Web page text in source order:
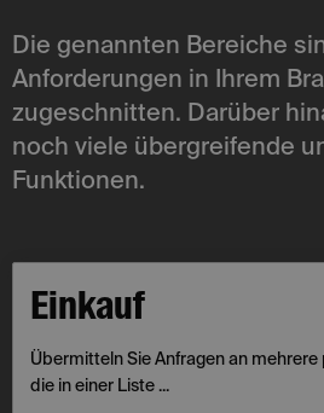
Die genannten Bereiche
Anforderungen in Ihrem
zugeschnitten. Darüber
noch viele übergreifende
Funktionen.
Einkauf
Übermitteln Sie Anfragen an
die in einer Liste ...